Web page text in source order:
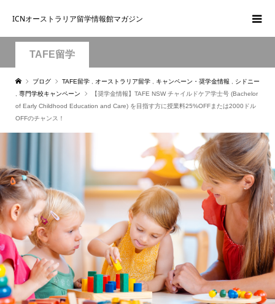
ICNオーストラリア留学情報館マガジン
TAFE留学
ブログ TAFE留学 オーストラリア留学 キャンペーン・奨学金情報
シドニー
専門学校キャンペーン
【奨学金情報】TAFE NSW チャイルドケア学士号 (Bachelor
of Early Childhood Education and Care) を目指す方に授業料25%OFFまたは2000ドル
OFFのチャンス！